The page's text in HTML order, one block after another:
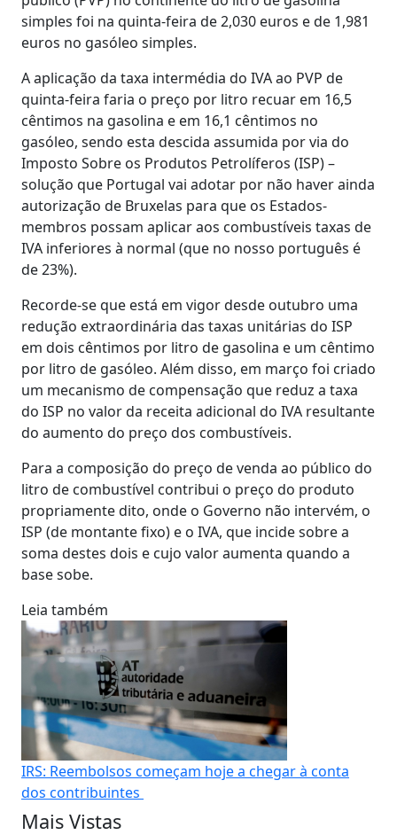
simples foi na quinta-feira de 2,030 euros e de 1,981
euros no gasóleo simples.
A aplicação da taxa intermédia do IVA ao PVP de
quinta-feira faria o preço por litro recuar em 16,5
cêntimos na gasolina e em 16,1 cêntimos no
gasóleo, sendo esta descida assumida por via do
Imposto Sobre os Produtos Petrolíferos (ISP) –
solução que Portugal vai adotar por não haver ainda
autorização de Bruxelas para que os Estados-
membros possam aplicar aos combustíveis taxas de
IVA inferiores à normal (que no nosso português é
de 23%).
Recorde-se que está em vigor desde outubro uma
redução extraordinária das taxas unitárias do ISP
em dois cêntimos por litro de gasolina e um cêntimo
por litro de gasóleo. Além disso, em março foi criado
um mecanismo de compensação que reduz a taxa
do ISP no valor da receita adicional do IVA resultante
do aumento do preço dos combustíveis.
Para a composição do preço de venda ao público do
litro de combustível contribui o preço do produto
propriamente dito, onde o Governo não intervém, o
ISP (de montante fixo) e o IVA, que incide sobre a
soma destes dois e cujo valor aumenta quando a
base sobe.
Leia também
IRS: Reembolsos começam hoje a chegar à conta
dos contribuintes
Mais Vistas